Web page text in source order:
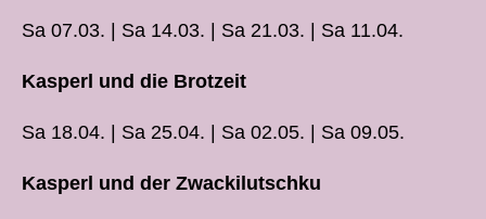
Sa 07.03. | Sa 14.03. | Sa 21.03. | Sa 11.04.
Kasperl und die Brotzeit
Sa 18.04. | Sa 25.04. | Sa 02.05. | Sa 09.05.
Kasperl und der Zwackilutschku